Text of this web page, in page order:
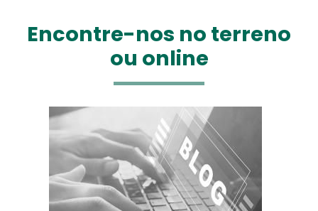
Encontre-nos no terreno
ou online